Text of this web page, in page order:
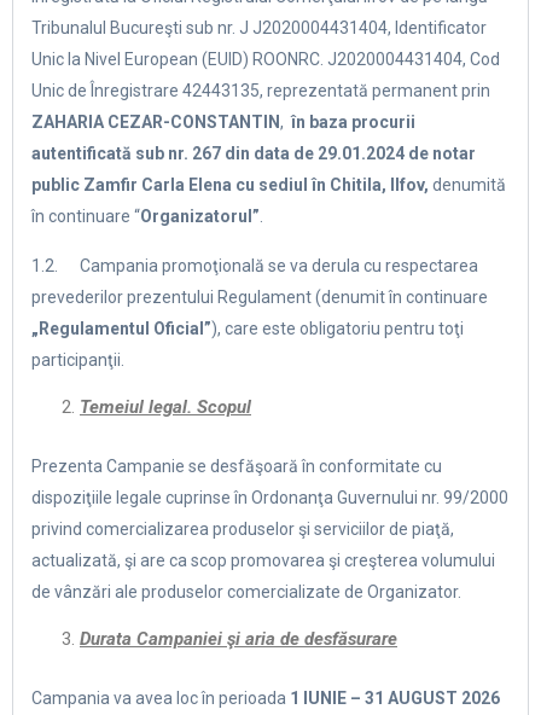
Tribunalul Bucureşti sub nr. J J2020004431404, Identificator
Unic la Nivel European (EUID) ROONRC. J2020004431404, Cod
Unic de Înregistrare 42443135, reprezentată permanent prin
ZAHARIA CEZAR-CONSTANTIN,în baza procurii
autentificată sub nr. 267 din data de 29.01.2024 de notar
public Zamfir Carla Elena cu sediul în Chitila, Ilfov, denumită
în continuare “Organizatorul”
1.2. Campania promoţională se va derula cu respectarea
prevederilor prezentului Regulament (denumit în continuare
„Regulamentul Oficial”), care este obligatoriu pentru toţi
participanţii.
Temeiul legal. Scopul
Prezenta Campanie se desfăşoară în conformitate cu
dispoziţiile legale cuprinse în Ordonanţa Guvernului nr. 99/2000
privind comercializarea produselor şi serviciilor de piaţă,
actualizată, şi are ca scop promovarea şi creşterea volumului
de vânzări ale produselor comercializate de Organizator.
Durata Campaniei şi aria de desfăsurare
Campania va avea loc în perioada 1 IUNIE – 31 AUGUST 2026